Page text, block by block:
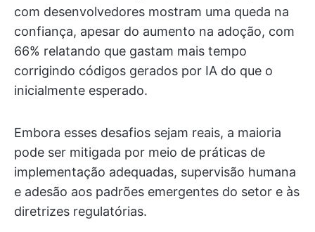
com desenvolvedores mostram uma queda na
confiança, apesar do aumento na adoção, com
66% relatando que gastam mais tempo
corrigindo códigos gerados por IA do que o
inicialmente esperado.
Embora esses desafios sejam reais, a maioria
pode ser mitigada por meio de práticas de
implementação adequadas, supervisão humana
e adesão aos padrões emergentes do setor e às
diretrizes regulatórias.